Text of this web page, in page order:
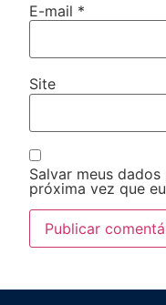
E-mail *
Site
Salvar meus
próxima vez que